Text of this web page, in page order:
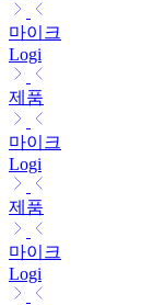
마이크
Logi
제품
마이크
Logi
제품
마이크
Logi